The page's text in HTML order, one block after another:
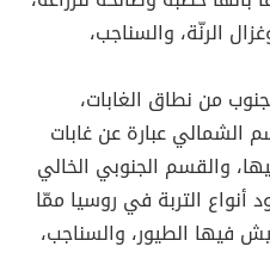
الرنّة، والسناجب،
من نطاق الغابات،
عبارة عن غابات
والقسم الجنوبي الخالي
أنواع التربة في روسيا ممّا
فيها الطيور، والسناجب،